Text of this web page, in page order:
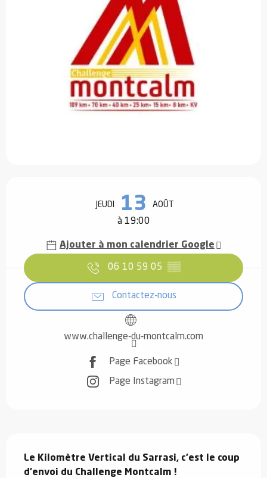
JEUDI 13 AOÛT
à 19:00
Ajouter à mon calendrier Google
06 10 59 05 ▒▒
Contactez-nous
www.challenge-du-montcalm.com
Page Facebook
Page Instagram
Le Kilomètre Vertical du Sarrasi, c’est le coup
d’envoi du Challenge Montcalm !